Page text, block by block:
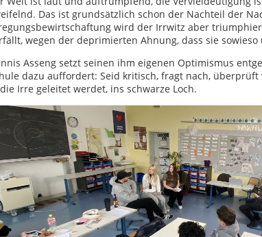
Das ist grundsätzlich schon der Nachteil der
wird der Irrwitz aber
wegen der deprimierten Ahnung, dass sie sowieso
Asseng setzt seinen ihm eigenen Optimismus
dazu auffordert: Seid kritisch, fragt nach,
Irre geleitet werdet, ins schwarze Loch.